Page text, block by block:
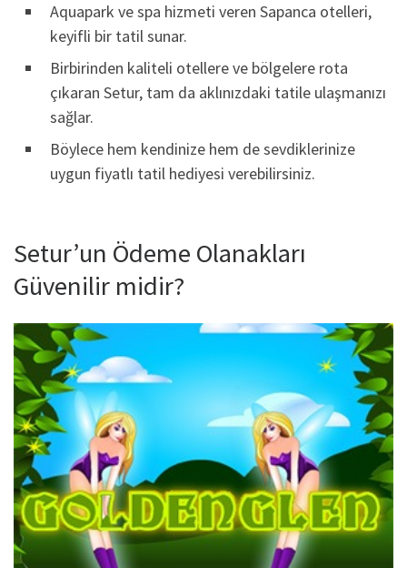
Aquapark ve spa hizmeti veren Sapanca otelleri,
keyifli bir tatil sunar.
Birbirinden kaliteli otellere ve bölgelere rota
çıkaran Setur, tam da aklınızdaki tatile ulaşmanızı
sağlar.
Böylece hem kendinize hem de sevdiklerinize
uygun fiyatlı tatil hediyesi verebilirsiniz.
Setur’un Ödeme Olanakları
Güvenilir midir?